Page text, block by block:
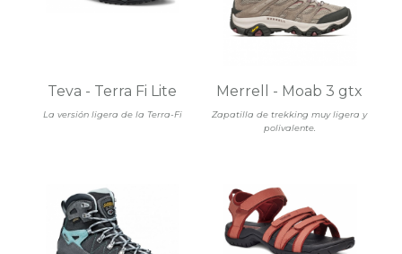
La versión ligera de la Terra-Fi
Teva - Terra Fi Lite
Zapatilla de trekking muy ligera y
polivalente.
Merrell - Moab 3 gtx